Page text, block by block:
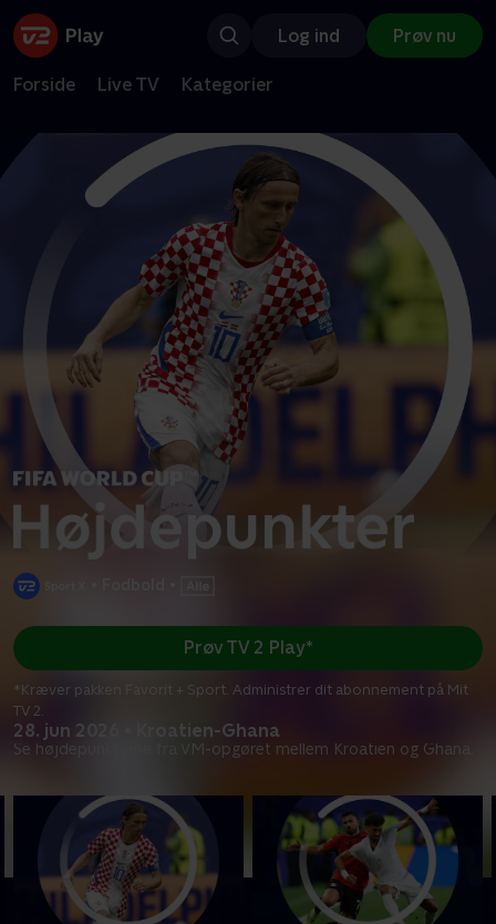
Log ind Prøv nu
Forside Live TV Kategorier
28. jun 2026 • Kroatien-Ghana
Se højdepunkterne fra VM-opgøret mellem Kroatien og Ghana.
Prøv TV 2 Play*
*Kræver pakken Favorit + Sport. Administrer dit abonnement på Mit
TV 2.